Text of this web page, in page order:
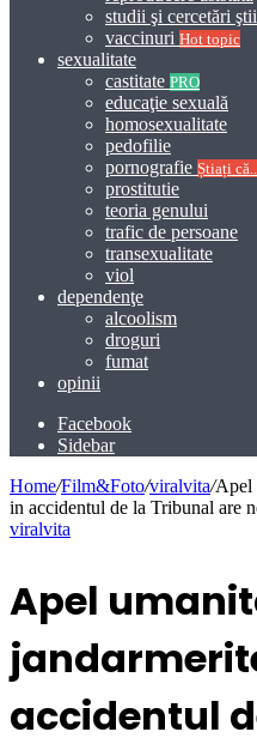
studii şi cercetări
vaccinuri Hot topic
sexualitate
castitate PRO
educaţie sexuală
homosexualitate
pedofilie
pornografie Știați
prostitutie
teoria genului
trafic de persoane
transexualitate
viol
dependenţe
alcoolism
droguri
fumat
opinii
Facebook
Sidebar
Home/​Film&Foto/viralvita/Apel
in accidentul de la Tribunal are
viralvita
Apel
accidentul